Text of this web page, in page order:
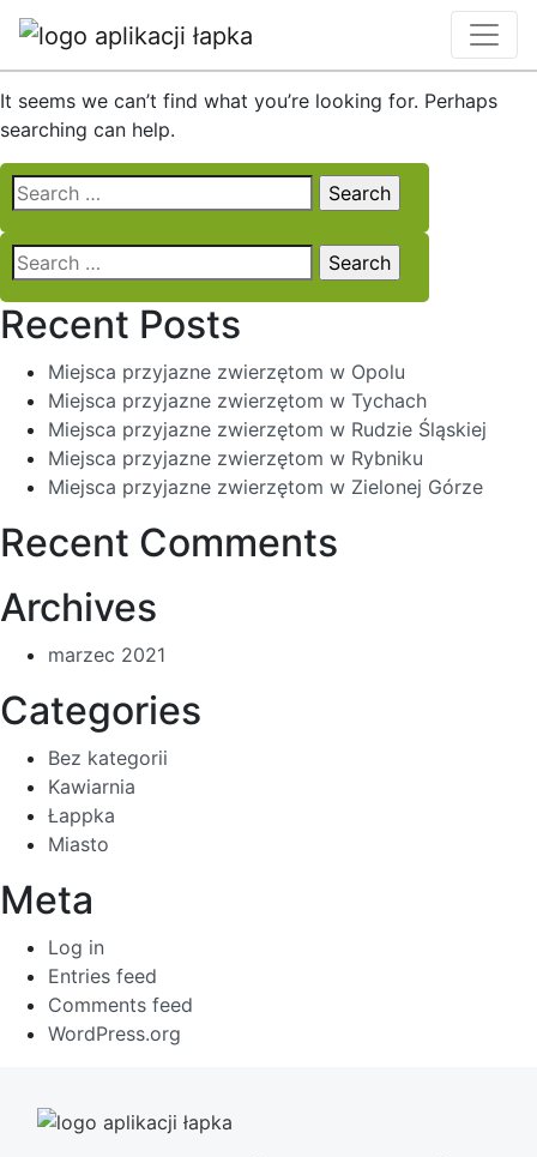
Nothing Found
It seems we can’t find what you’re looking for. Perhaps
searching can help.
Search
for:
Search
for:
Recent Posts
Miejsca przyjazne zwierzętom w Opolu
Miejsca przyjazne zwierzętom w Tychach
Miejsca przyjazne zwierzętom w Rudzie Śląskiej
Miejsca przyjazne zwierzętom w Rybniku
Miejsca przyjazne zwierzętom w Zielonej Górze
Recent Comments
Archives
marzec 2021
Categories
Bez kategorii
Kawiarnia
Łappka
Miasto
Meta
Log in
Entries feed
Comments feed
WordPress.org